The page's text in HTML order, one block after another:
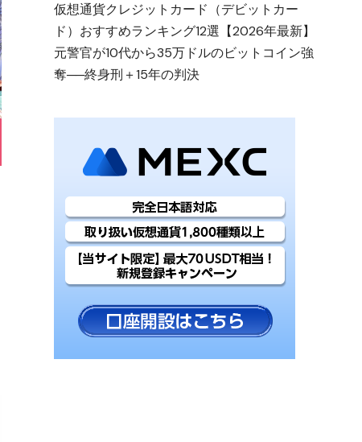
仮想通貨クレジットカード（デビットカー
ド）おすすめランキング12選【2026年最新】
元警官が10代から35万ドルのビットコイン強
奪──終身刑＋15年の判決